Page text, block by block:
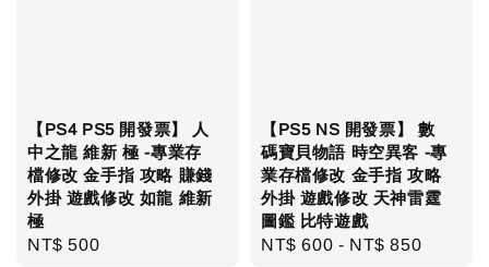
【PS4 PS5 開發票】 人
中之龍 維新 極 -專業存
檔修改 金手指 攻略 賺錢
外掛 遊戲修改 如龍 維新
極
Regular
NT$ 500
【PS5 NS 開發票】 數
碼寶貝物語 時空異客 -專
業存檔修改 金手指 攻略
外掛 遊戲修改 天神雷霆
圖鑑 比特遊戲
Regular
NT$ 600 - NT$ 850